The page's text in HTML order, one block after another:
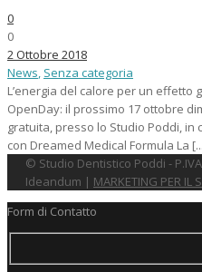
0
0
2 Ottobre 2018
News Senza categoria
L’energia del calore per un effetto
OpenDay: il prossimo 17 ottobre
gratuita, presso lo Studio Poddi, in
con Dreamed Medical Formula La
© Studio Dentistico Poddi -
Ideandum | MARKETING PER IL
Form di Contatto